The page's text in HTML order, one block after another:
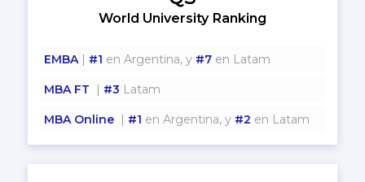
World University Ranking
EMBA| #1 en Argentina, y #7en Latam
MBA FT #3 Latam
MBA Online #1 en Argentina, y #2 en Latam